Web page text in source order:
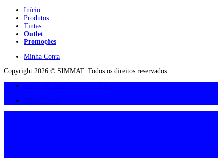
Início
Produtos
Tintas
Outlet
Promoções
Minha Conta
Copyright 2026 © SIMMAT. Todos os direitos reservados.